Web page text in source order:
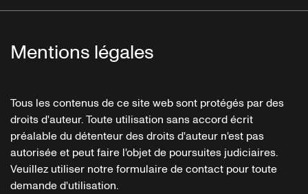
Mentions légales
Tous les contenus de ce site web sont protégés par des
droits d'auteur. Toute utilisation sans accord écrit
préalable du détenteur des droits d'auteur n'est pas
autorisée et peut faire l'objet de poursuites judiciaires.
Veuillez utiliser notre formulaire de contact pour toute
demande d'utilisation.